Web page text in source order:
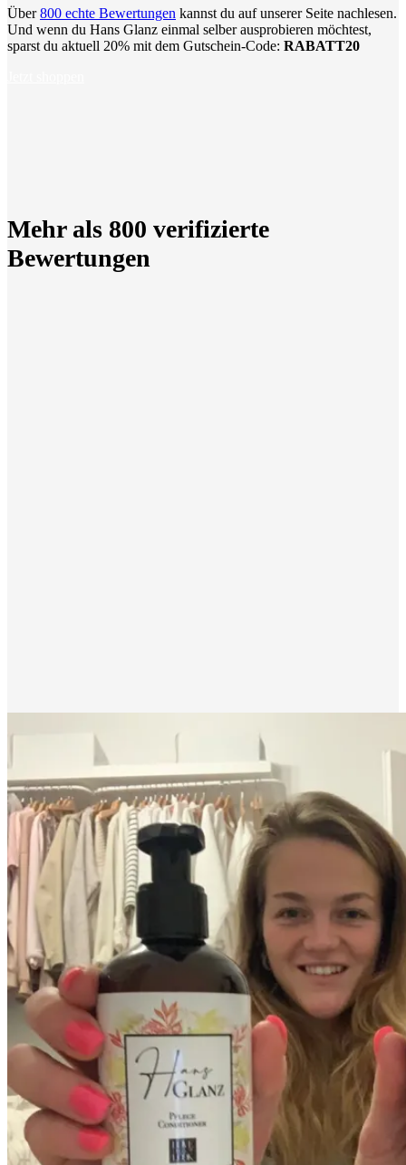
Über800 echte Bewertungen kannst du auf unserer Seite nachlesen.
Und wenn du Hans Glanz einmal selber ausprobieren möchtest,
sparst du aktuell 20% mit dem Gutschein-Code: RABATT20
Mehr als 800 verifizierte
Bewertungen